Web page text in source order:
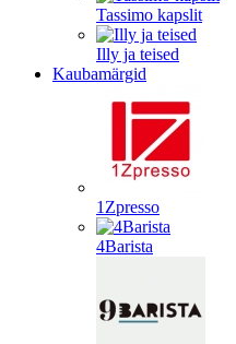
Tassimo kapslit
Illy ja teised
Kaubamärgid
1Zpresso
4Barista